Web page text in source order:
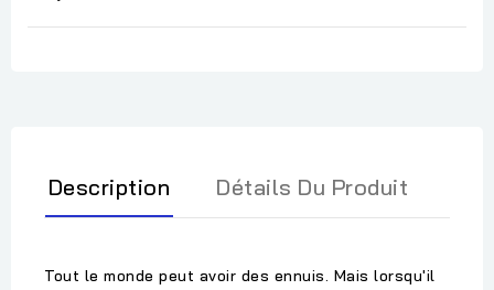
Description Détails Du Produit
Tout le monde peut avoir des ennuis. Mais lorsqu'il